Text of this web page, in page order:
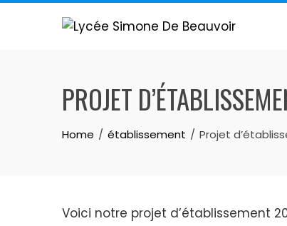
PROJET
Home établissement Projet
Voici notre projet d’établissement